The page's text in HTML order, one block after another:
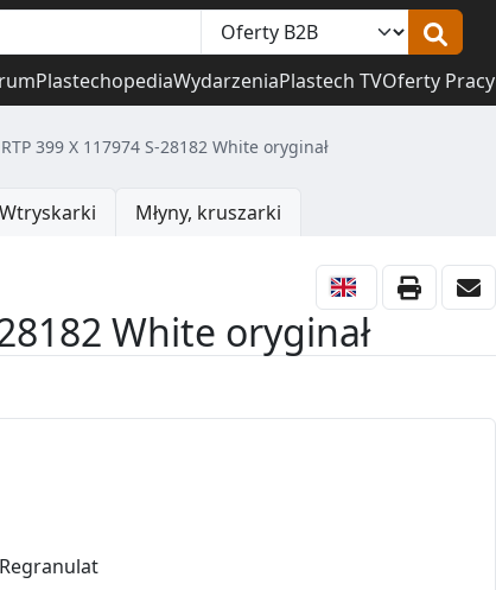
PlastechopediaWydarzeniaPlastech TVOferty Pracy
RTP 399 X 117974 S-28182 White oryginał
Wtryskarki Młyny, kruszarki
White oryginał